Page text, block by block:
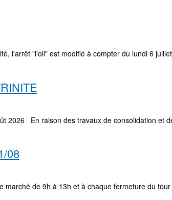
l'arrêt "l'oli" est modifié à compter du lundi 6
2026 En raison des travaux de consolidation et
08
de 9h à 13h et à chaque fermeture du